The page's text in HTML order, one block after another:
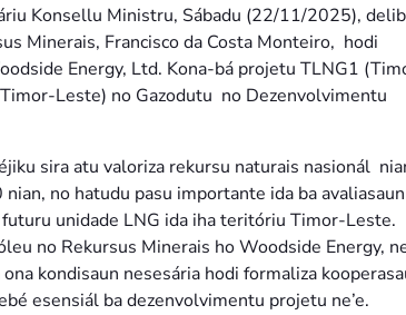
Konsellu Ministru, Sábadu (22/11/2025),
Minerais, Francisco da Costa Monteiro, hodi
Energy, Ltd. Kona-bá projetu TLNG1
Leste) no Gazodutu no Dezenvolvimentu
sira atu valoriza rekursu naturais nasionál
no hatudu pasu importante ida ba avaliasaun
unidade LNG ida iha teritóriu Timor-Leste.
no Rekursus Minerais ho Woodside Energy,
kondisaun nesesária hodi formaliza
esensiál ba dezenvolvimentu projetu ne’e.